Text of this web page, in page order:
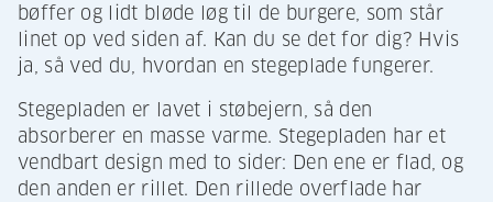
bøffer og lidt bløde løg til de burgere, som står
linet op ved siden af. Kan du se det for dig? Hvis
ja, så ved du, hvordan en stegeplade fungerer.
Stegepladen er lavet i støbejern, så den
absorberer en masse varme. Stegepladen har et
vendbart design med to sider: Den ene er flad, og
den anden er rillet. Den rillede overflade har